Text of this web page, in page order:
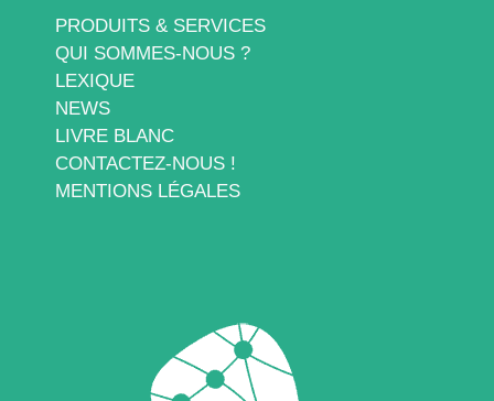
PRODUITS & SERVICES
QUI SOMMES-NOUS ?
LEXIQUE
NEWS
LIVRE BLANC
CONTACTEZ-NOUS !
MENTIONS LÉGALES